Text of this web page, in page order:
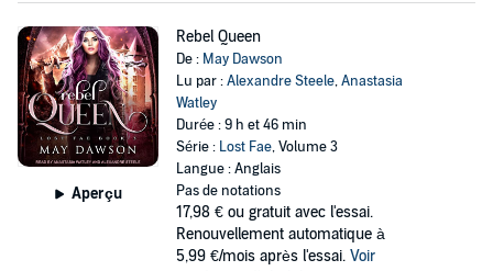
Aperçu
Rebel Queen
De : May Dawson
Lu par :Alexandre Steele,Anastasia
Watley
Durée : 9 h et 46 min
Série : Lost Fae, Volume 3
Langue : Anglais
Pas de notations
17,98 € ou gratuit avec l'essai.
Renouvellement automatique à
5,99 €/mois après l'essai. Voir